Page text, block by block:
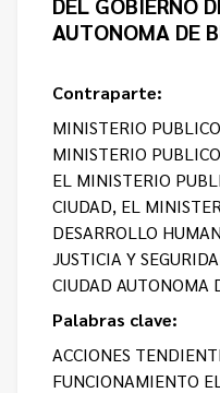
AUTONOMA DE
Contraparte:
MINISTERIO
MINISTERIO
EL MINISTERIO
CIUDAD, EL
DESARROLLO
JUSTICIA Y
CIUDAD AUTONOMA
Palabras clave:
ACCIONES
FUNCIONAMIENTO